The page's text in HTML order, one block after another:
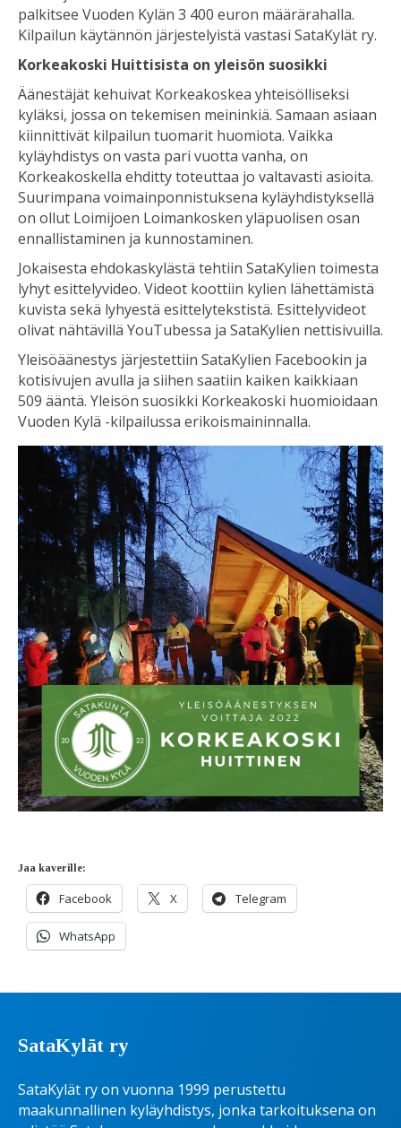
palkitsee Vuoden Kylän 3 400 euron määrärahalla.
Kilpailun käytännön järjestelyistä vastasi SataKylät ry.
Korkeakoski Huittisista on yleisön suosikki
Äänestäjät kehuivat Korkeakoskea yhteisölliseksi
kyläksi, jossa on tekemisen meininkiä. Samaan asiaan
kiinnittivät kilpailun tuomarit huomiota. Vaikka
kyläyhdistys on vasta pari vuotta vanha, on
Korkeakoskella ehditty toteuttaa jo valtavasti asioita.
Suurimpana voimainponnistuksena kyläyhdistyksellä
on ollut Loimijoen Loimankosken yläpuolisen osan
ennallistaminen ja kunnostaminen.
Jokaisesta ehdokaskylästä tehtiin SataKylien toimesta
lyhyt esittelyvideo. Videot koottiin kylien lähettämistä
kuvista sekä lyhyestä esittelytekstistä. Esittelyvideot
olivat nähtävillä YouTubessa ja SataKylien nettisivuilla.
Yleisöäänestys järjestettiin SataKylien Facebookin ja
kotisivujen avulla ja siihen saatiin kaiken kaikkiaan
509 ääntä. Yleisön suosikki Korkeakoski huomioidaan
Vuoden Kylä -kilpailussa erikoismaininnalla.
Jaa kaverille:
Facebook X Telegram
WhatsApp
SataKylät ry
SataKylät ry on vuonna 1999 perustettu
maakunnallinen kyläyhdistys, jonka tarkoituksena on